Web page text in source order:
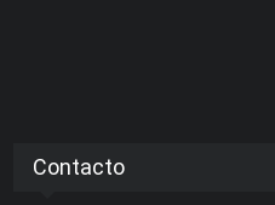
Contacto